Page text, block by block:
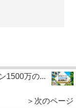
1500万の...
＞次のページ